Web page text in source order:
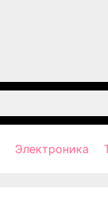
Электроника